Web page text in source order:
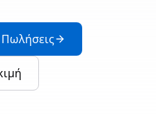
Πωλήσεις